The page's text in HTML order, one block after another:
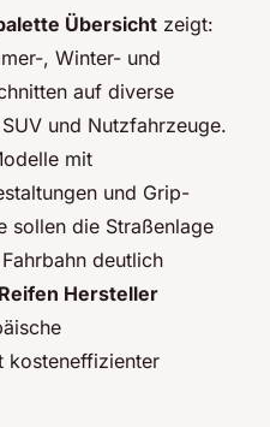
Übersicht zeigt:
, Winter- und
auf diverse
und Nutzfahrzeuge.
mit
und Grip-
sollen die Straßenlage
deutlich
Hersteller
kosteneffizienter